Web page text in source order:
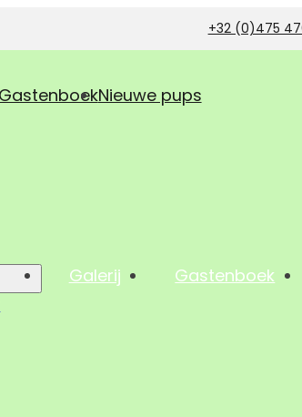
+32 (0)475
GastenboekNieuwe pups
Galerij Gastenboek